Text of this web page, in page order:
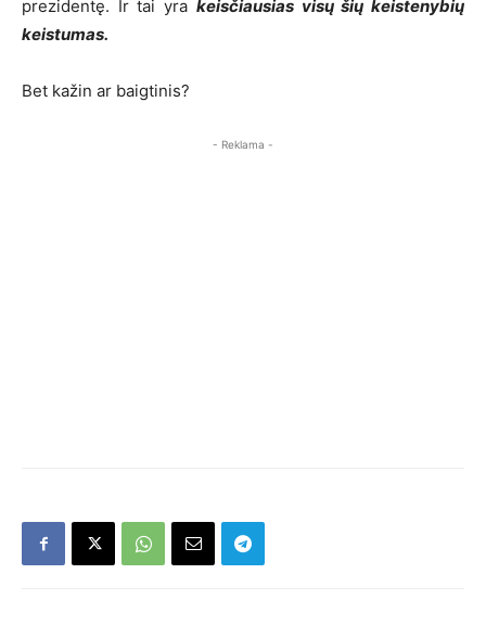
prezidentę. Ir tai yra keisčiausias visų šių keistenybių
keistumas.
Bet kažin ar baigtinis?
- Reklama -